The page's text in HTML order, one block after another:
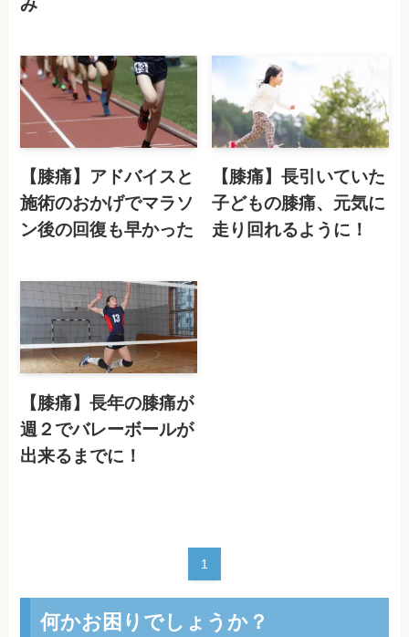
【膝痛】アドバイスと
施術のおかげでマラソ
ン後の回復も早かった
【膝痛】長引いていた
子どもの膝痛、元気に
走り回れるように！
【膝痛】長年の膝痛が
週２でバレーボールが
出来るまでに！
1
何かお困りでしょうか？